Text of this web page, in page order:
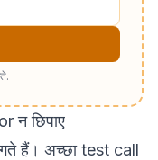
न छिपाए
हैं। अच्छा test call